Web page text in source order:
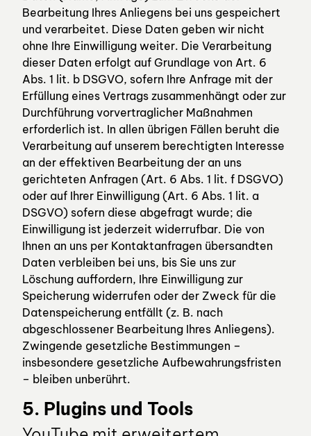
Bearbeitung Ihres Anliegens bei uns gespeichert
und verarbeitet. Diese Daten geben wir nicht
ohne Ihre Einwilligung weiter. Die Verarbeitung
dieser Daten erfolgt auf Grundlage von Art. 6
Abs. 1 lit. b DSGVO, sofern Ihre Anfrage mit der
Erfüllung eines Vertrags zusammenhängt oder zur
Durchführung vorvertraglicher Maßnahmen
erforderlich ist. In allen übrigen Fällen beruht die
Verarbeitung auf unserem berechtigten Interesse
an der effektiven Bearbeitung der an uns
gerichteten Anfragen (Art. 6 Abs. 1 lit. f DSGVO)
oder auf Ihrer Einwilligung (Art. 6 Abs. 1 lit. a
DSGVO) sofern diese abgefragt wurde; die
Einwilligung ist jederzeit widerrufbar. Die von
Ihnen an uns per Kontaktanfragen übersandten
Daten verbleiben bei uns, bis Sie uns zur
Löschung auffordern, Ihre Einwilligung zur
Speicherung widerrufen oder der Zweck für die
Datenspeicherung entfällt (z. B. nach
abgeschlossener Bearbeitung Ihres Anliegens).
Zwingende gesetzliche Bestimmungen –
insbesondere gesetzliche Aufbewahrungsfristen
– bleiben unberührt.
5. Plugins und Tools